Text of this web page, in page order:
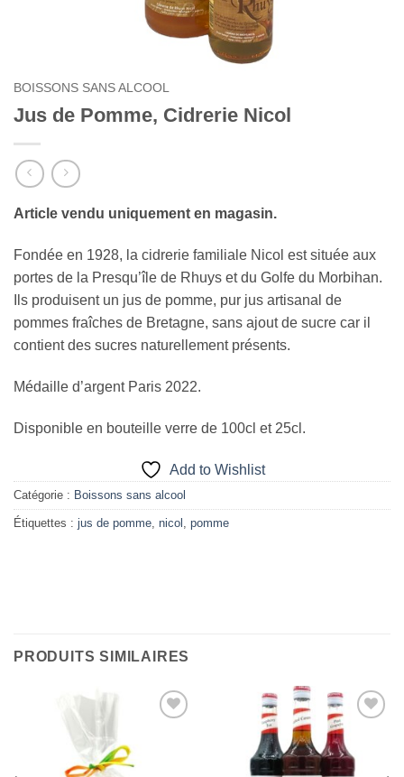
BOISSONS SANS ALCOOL
Jus de Pomme, Cidrerie Nicol
Article vendu uniquement en magasin.
Fondée en 1928, la cidrerie familiale Nicol est située aux
portes de la Presqu’île de Rhuys et du Golfe du Morbihan.
Ils produisent un jus de pomme, pur jus artisanal de
pommes fraîches de Bretagne, sans ajout de sucre car il
contient des sucres naturellement présents.
Médaille d’argent Paris 2022.
Disponible en bouteille verre de 100cl et 25cl.
Add to Wishlist
Catégorie : Boissons sans alcool
Étiquettes : jus de pomme nicol pomme
PRODUITS SIMILAIRES
Wishlist